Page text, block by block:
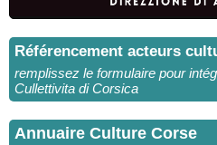
Référencement acteurs
remplissez le formulaire pour
Cullettivita di Corsica
Annuaire Culture Corse